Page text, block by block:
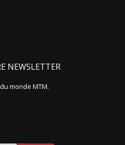
NEWSLETTER
monde MTM.